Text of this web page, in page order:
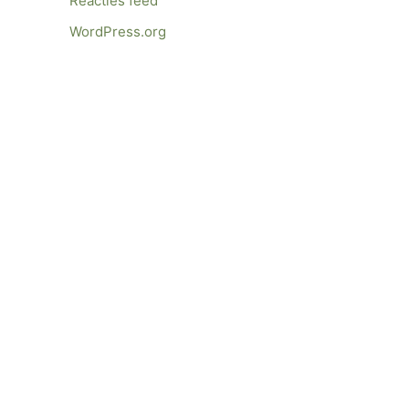
WordPress.org